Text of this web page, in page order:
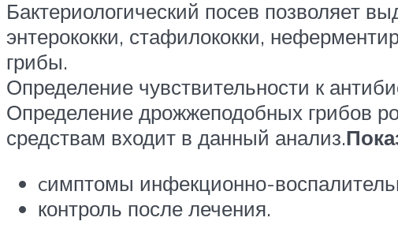
Бактериологический посев позволяет
энтерококки, стафилококки,
грибы.
Определение чувствительности к
Определение дрожжеподобных грибов
средствам входит в данный анализ.
cимптомы инфекционно-
контроль после лечения.